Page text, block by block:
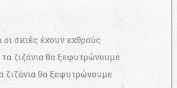
σκιές έχουν εχθρούς
τα ζιζάνια θα ξεφυτρώνουμε
ζιζάνια θα ξεφυτρώνουμε